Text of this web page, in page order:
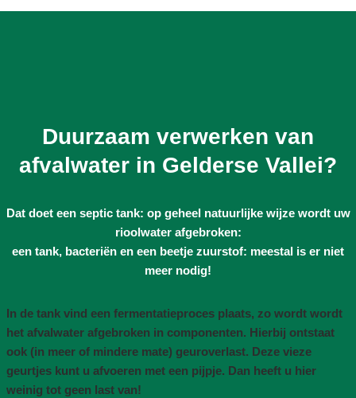
Duurzaam verwerken van
afvalwater in Gelderse Vallei?
Dat doet een septic tank: op geheel natuurlijke wijze wordt uw
rioolwater afgebroken:
een tank, bacteriën en een beetje zuurstof: meestal is er niet
meer nodig!
In de tank vind een fermentatieproces plaats, zo wordt wordt
het afvalwater afgebroken in componenten. Hierbij ontstaat
ook (in meer of mindere mate) geuroverlast. Deze vieze
geurtjes kunt u afvoeren met een pijpje. Dan heeft u hier
weinig tot geen last van!